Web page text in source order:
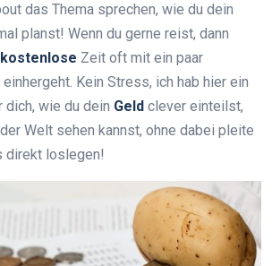
das Thema sprechen, wie du dein
planst! Wenn du gerne reist, dann
kostenlose Zeit oft mit ein paar
Kein Stress, ich hab hier ein
dich, wie du dein Geld clever einteilst,
Welt sehen kannst, ohne dabei pleite
direkt loslegen!